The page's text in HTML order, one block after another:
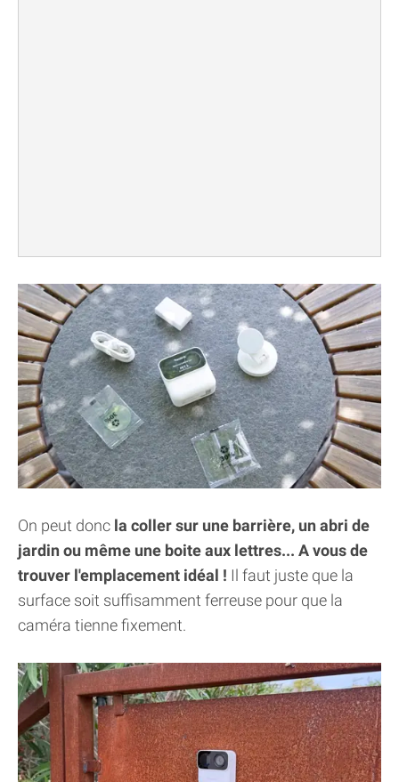
On peut donc la coller sur une barrière, un abri de
jardin ou même une boite aux lettres... A vous de
trouver l'emplacement idéal ! Il faut juste que la
surface soit suffisamment ferreuse pour que la
caméra tienne fixement.